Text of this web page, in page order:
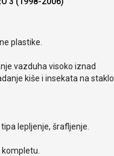
plastike.
vazduha visoko iznad
kiše i insekata na staklo.
lepljenje, šrafljenje.